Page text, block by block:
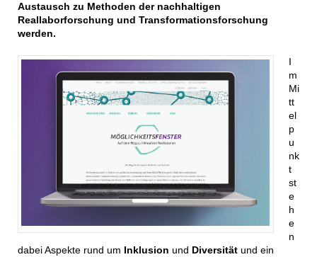
Austausch zu Methoden der nachhaltigen
Reallaborforschung und Transformationsforschung
werden.
I
m
Mi
tt
el
p
u
nk
t
st
e
h
e
n
dabei Aspekte rund um Inklusion und Diversität und ein